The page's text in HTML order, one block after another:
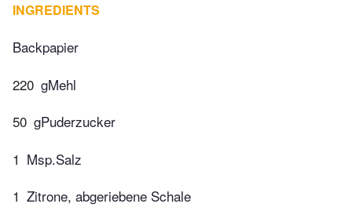
INGREDIENTS
Backpapier
220 gMehl
50 gPuderzucker
1 Msp.Salz
1 Zitrone, abgeriebene Schale